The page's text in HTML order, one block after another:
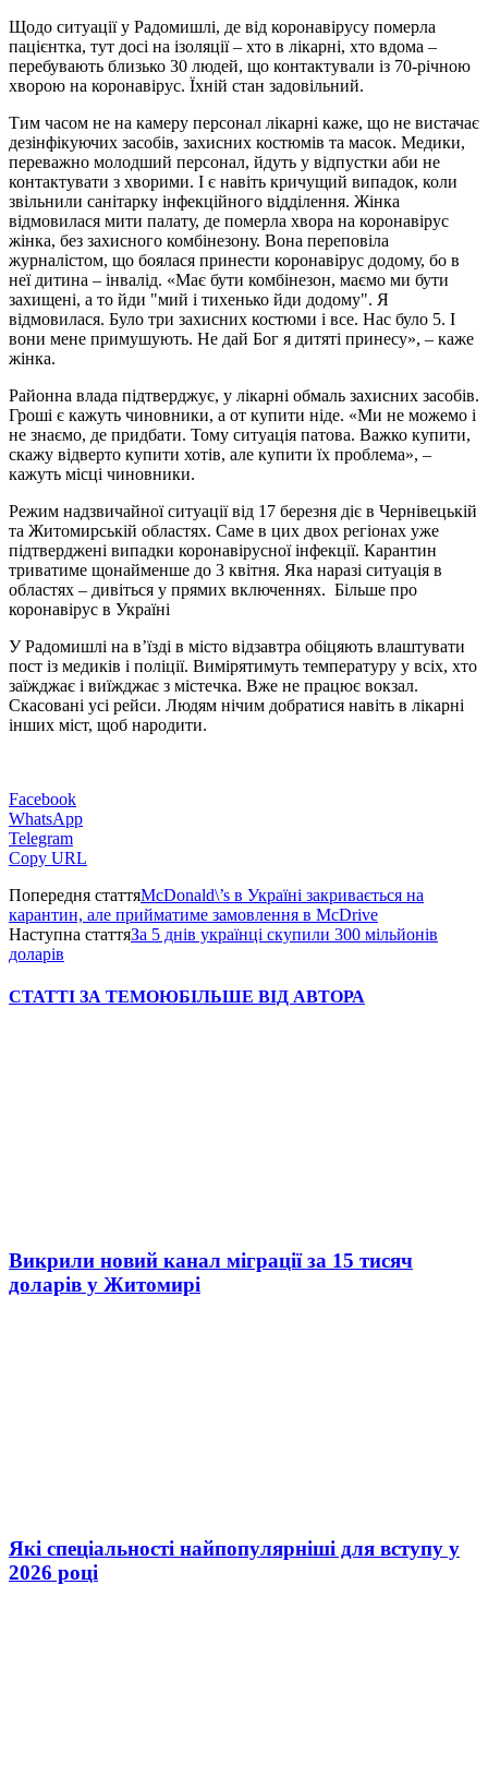
Щодо ситуації у Радомишлі, де від коронавірусу померла
пацієнтка, тут досі на ізоляції – хто в лікарні, хто вдома –
перебувають близько 30 людей, що контактували із 70-річною
хворою на коронавірус. Їхній стан задовільний.
Тим часом не на камеру персонал лікарні каже, що не вистачає
дезінфікуючих засобів, захисних костюмів та масок. Медики,
переважно молодший персонал, йдуть у відпустки аби не
контактувати з хворими. І є навіть кричущий випадок, коли
звільнили санітарку інфекційного відділення. Жінка
відмовилася мити палату, де померла хвора на коронавірус
жінка, без захисного комбінезону. Вона переповіла
журналістом, що боялася принести коронавірус додому, бо в
неї дитина – інвалід. «Має бути комбінезон, маємо ми бути
захищені, а то йди "мий і тихенько йди додому". Я
відмовилася. Було три захисних костюми і все. Нас було 5. І
вони мене примушують. Не дай Бог я дитяті принесу», – каже
жінка.
Районна влада підтверджує, у лікарні обмаль захисних засобів.
Гроші є кажуть чиновники, а от купити ніде. «Ми не можемо і
не знаємо, де придбати. Тому ситуація патова. Важко купити,
скажу відверто купити хотів, але купити їх проблема», –
кажуть місці чиновники.
Режим надзвичайної ситуації від 17 березня діє в Чернівецькій
та Житомирській областях. Саме в цих двох регіонах уже
підтверджені випадки коронавірусної інфекції. Карантин
триватиме щонайменше до 3 квітня. Яка наразі ситуація в
областях – дивіться у прямих включеннях. Більше про
коронавірус в Україні
У Радомишлі на в’їзді в місто відзавтра обіцяють влаштувати
пост із медиків і поліції. Вимірятимуть температуру у всіх, хто
заїжджає і виїжджає з містечка. Вже не працює вокзал.
Скасовані усі рейси. Людям нічим добратися навіть в лікарні
інших міст, щоб народити.
Facebook
WhatsApp
Telegram
Copy URL
Попередня статтяMcDonald\’s в Україні закривається на
карантин, але прийматиме замовлення в McDrive
Наступна статтяЗа 5 днів українці скупили 300 мільйонів
доларів
СТАТТІ ЗА ТЕМОЮБІЛЬШЕ ВІД АВТОРА
Викрили новий канал міграції за 15 тисяч
доларів у Житомирі
Які спеціальності найпопулярніші для вступу у
2026 році